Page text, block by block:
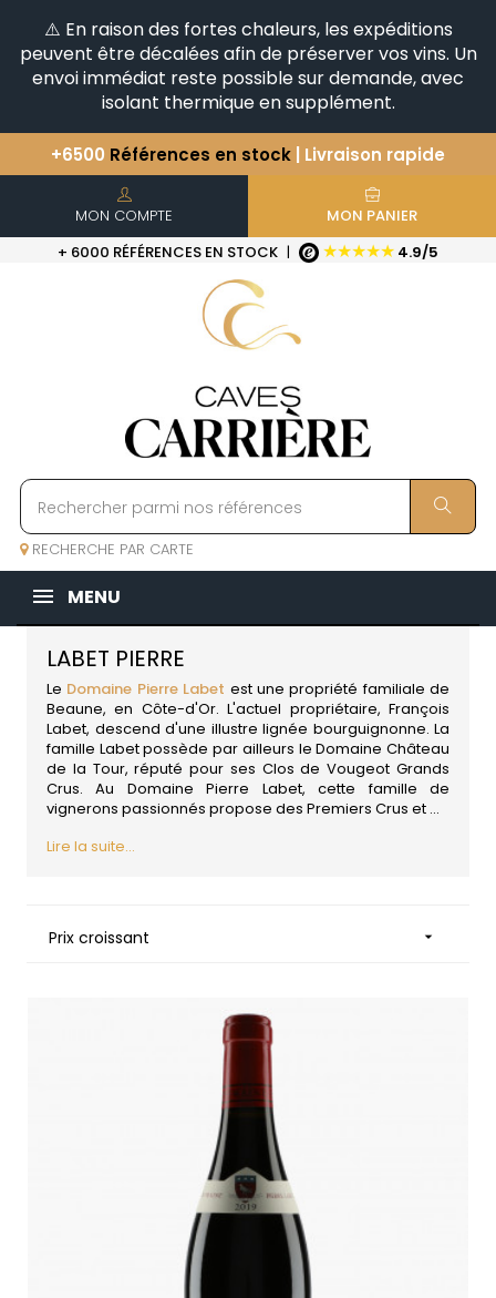
⚠️ En raison des fortes chaleurs, les expéditions
peuvent être décalées afin de préserver vos vins. Un
envoi immédiat reste possible sur demande, avec
isolant thermique en supplément.
+6500Références en stock| Livraison rapide
Vous avez une question ?+33(0)345812020
Découvrez notre sélectiond'Horizontales & Verticales
MON COMPTE
MON PANIER
+ 6000 RÉFÉRENCES EN STOCK | ★★★★★ 4.9/5
RECHERCHE PAR CARTE
MENU
LABET PIERRE
Le Domaine Pierre Labet est une propriété familiale de
Beaune, en Côte-d'Or. L'actuel propriétaire, François
Labet, descend d'une illustre lignée bourguignonne. La
famille Labet possède par ailleurs le Domaine Château
de la Tour, réputé pour ses Clos de Vougeot Grands
Crus. Au Domaine Pierre Labet, cette famille de
vignerons passionnés propose des Premiers Crus et ...
Lire la suite...
Prix croissant 